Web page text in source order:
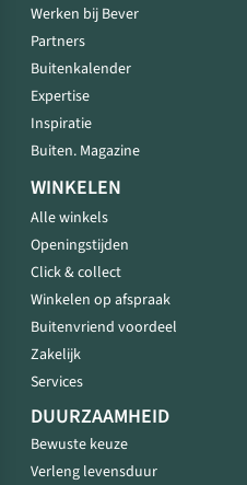
Werken bij Bever
Partners
Buitenkalender
Expertise
Inspiratie
Buiten. Magazine
WINKELEN
Alle winkels
Openingstijden
Click & collect
Winkelen op afspraak
Buitenvriend voordeel
Zakelijk
Services
DUURZAAMHEID
Bewuste keuze
Verleng levensduur